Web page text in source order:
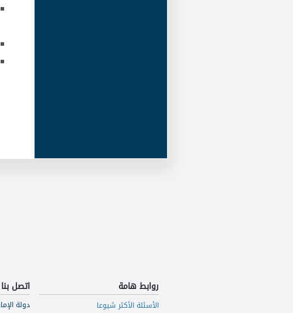
روابط هامة
الأسئلة الأكثر شيوعا
اتصل بنا
دولة